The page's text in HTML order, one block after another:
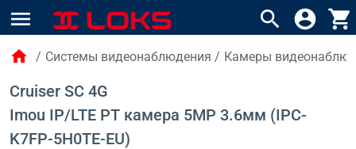
menu search account_circle shopping_cart
home / Системы видеонаблюдения / Камеры
Cruiser SC 4G
Imou IP/LTE PT камера 5MP 3.6мм (IPC-
K7FP-5H0TE-EU)